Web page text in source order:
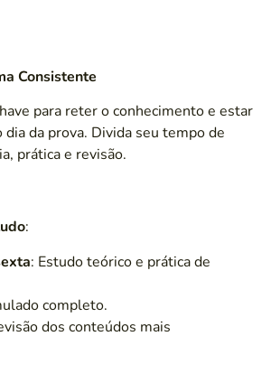
Consistente
para reter o conhecimento e estar
dia da prova. Divida seu tempo de
prática e revisão.
:
: Estudo teórico e prática de
completo.
dos conteúdos mais